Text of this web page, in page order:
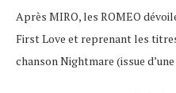
Après MIRO, les ROMEO
First Love et reprenant les
chanson Nightmare (issue